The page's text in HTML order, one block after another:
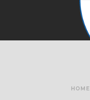
HOME